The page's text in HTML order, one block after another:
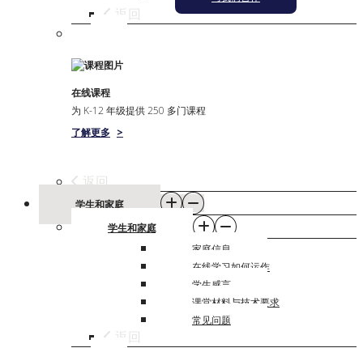
返回
在线课程
为 K-12 年级提供 250 多门课程
了解更多 >
返回
学生和家庭
学生和家庭
家庭信息
在线学习如何运作
学生感言
课堂材料与技术要求
常见问题
返回